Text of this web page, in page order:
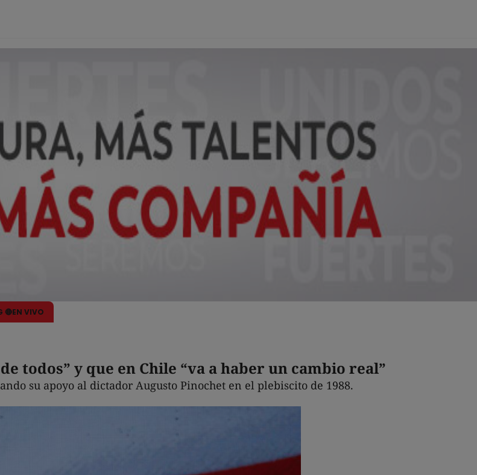
🔴EN VIVO
todos” y que en Chile “va a haber un cambio real”
su apoyo al dictador Augusto Pinochet en el plebiscito de 1988.